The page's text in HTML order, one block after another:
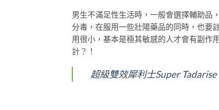
男生不滿足性生活時，一般會選擇輔助品
分毒，在服用一些壯陽藥品的同時，也要
用很小，基本是極其敏感的人才會有副作
計？！
超級雙效犀利士Super